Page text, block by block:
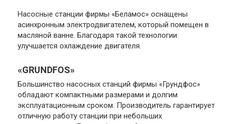
Насосные станции фирмы «Беламос» оснащены
асинхронным электродвигателем, который помещен в
масляной ванне. Благодаря такой технологии
улучшается охлаждение двигателя.
«GRUNDFOS»
Большинство насосных станций фирмы «Грундфос»
обладают компактными размерами и долгим
эксплуатационным сроком. Производитель гарантирует
отличную работу станции при небольших